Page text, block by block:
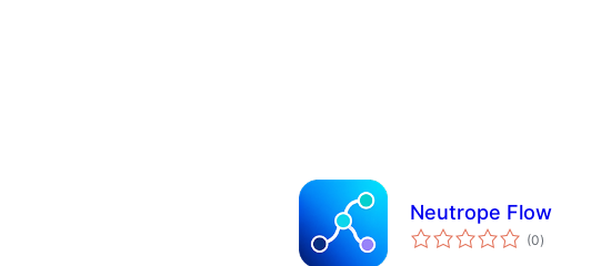
Neutrope Flow
(0celkové
)